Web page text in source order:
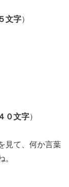
文字）
０文字）
見て、何か言葉
。